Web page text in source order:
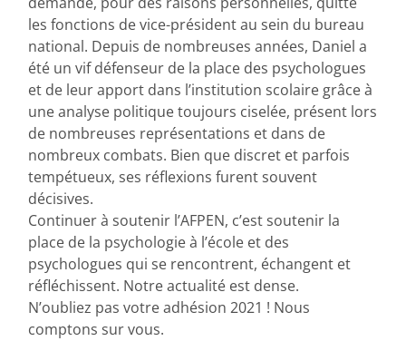
les fonctions de vice-président au sein du bureau
national. Depuis de nombreuses années, Daniel a
été un vif défenseur de la place des psychologues
et de leur apport dans l’institution scolaire grâce à
une analyse politique toujours ciselée, présent lors
de nombreuses représentations et dans de
nombreux combats. Bien que discret et parfois
tempétueux, ses réflexions furent souvent
décisives.
Continuer à soutenir l’AFPEN, c’est soutenir la
place de la psychologie à l’école et des
psychologues qui se rencontrent, échangent et
réfléchissent. Notre actualité est dense.
N’oubliez pas votre adhésion 2021 ! Nous
comptons sur vous.